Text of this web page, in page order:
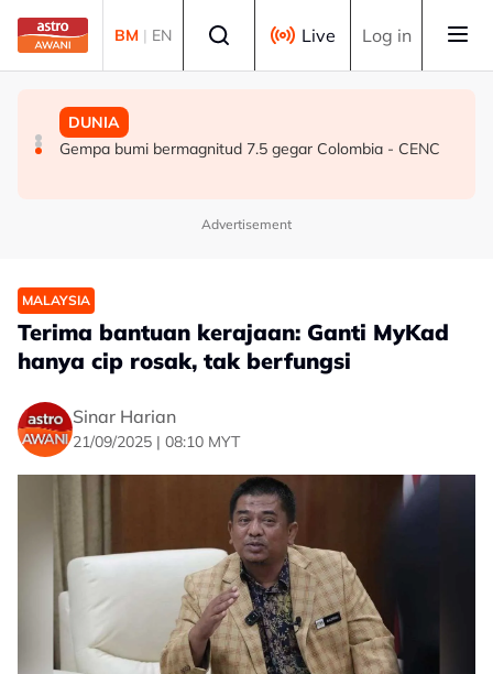
Skip to main content
BM | EN Live Log in
DUNIA
Eropah Barat catat tempoh Jun-Julai terpanas dalam
DUNIA
Jerman siasat 120 lagi kes dikaitkan dengan jururawat
DUNIA
Gempa bumi bermagnitud 7.5 gegar Colombia - CENC
Advertisement
MALAYSIA
Terima bantuan kerajaan: Ganti MyKad
hanya cip rosak, tak berfungsi
Sinar Harian
21/09/2025 | 08:10 MYT